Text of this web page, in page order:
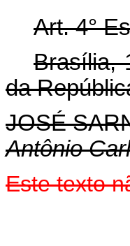
Art. 4°
Brasília,
da
JOSÉ
Antônio
Este texto